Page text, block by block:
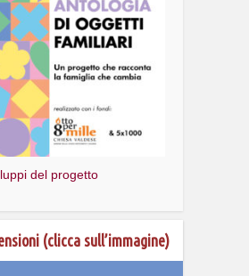
del progetto
(clicca sull’immagine)